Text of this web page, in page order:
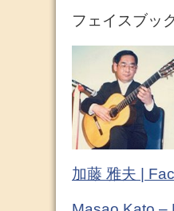
フェイスブッ
加藤 雅夫 |